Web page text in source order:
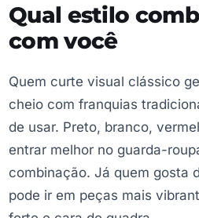
Qual estilo
com você
Quem curte visual clássico
cheio com franquias
de usar. Preto, branco,
entrar melhor no guarda-
combinação. Já quem gosta
pode ir em peças mais